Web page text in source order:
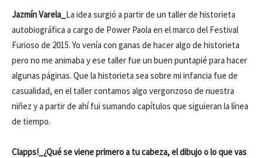
Jazmín Varela_ La idea surgió a partir de un taller de historieta
autobiográfica a cargo de Power Paola en el marco del Festival
Furioso de 2015. Yo venía con ganas de hacer algo de historieta
pero no me animaba y ese taller fue un buen puntapié para hacer
algunas páginas. Que la historieta sea sobre mi infancia fue de
casualidad, en el taller contamos algo vergonzoso de nuestra
niñez y a partir de ahí fui sumando capítulos que siguieran la línea
de tiempo.
Clapps!_¿Qué se viene primero a tu cabeza, el dibujo o lo que vas